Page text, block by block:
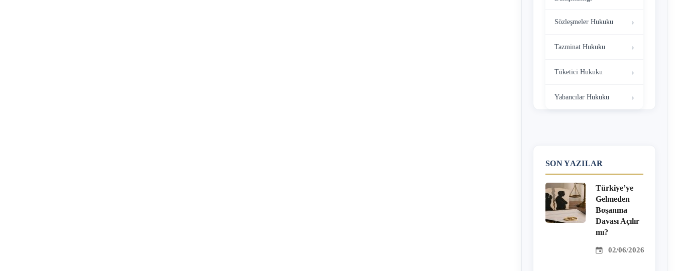
Sözleşmeler Hukuku
Tazminat Hukuku
Tüketici Hukuku
Yabancılar Hukuku
SON YAZILAR
Türkiye’ye
Gelmeden
Boşanma
Davası Açılır
mı?
02/06/2026